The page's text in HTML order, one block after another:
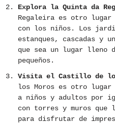
Explora la Quinta da
Regaleira es otro
con los niños. Los
estanques, cascadas y
que sea un lugar lleno
pequeños.
Visita el Castillo de
los Moros es otro lugar
a niños y adultos por
con torres y muros que
para disfrutar de